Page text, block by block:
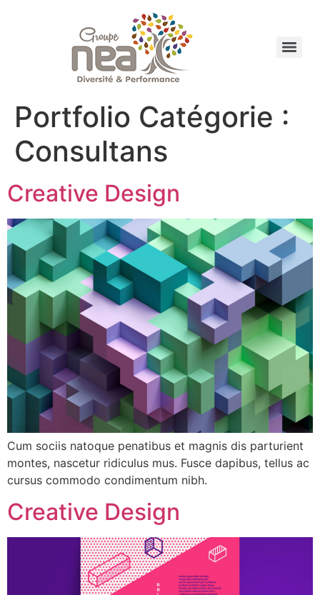
Portfolio Catégorie :
Consultans
Creative Design
Cum sociis natoque penatibus et magnis dis parturient
montes, nascetur ridiculus mus. Fusce dapibus, tellus ac
cursus commodo condimentum nibh.
Creative Design